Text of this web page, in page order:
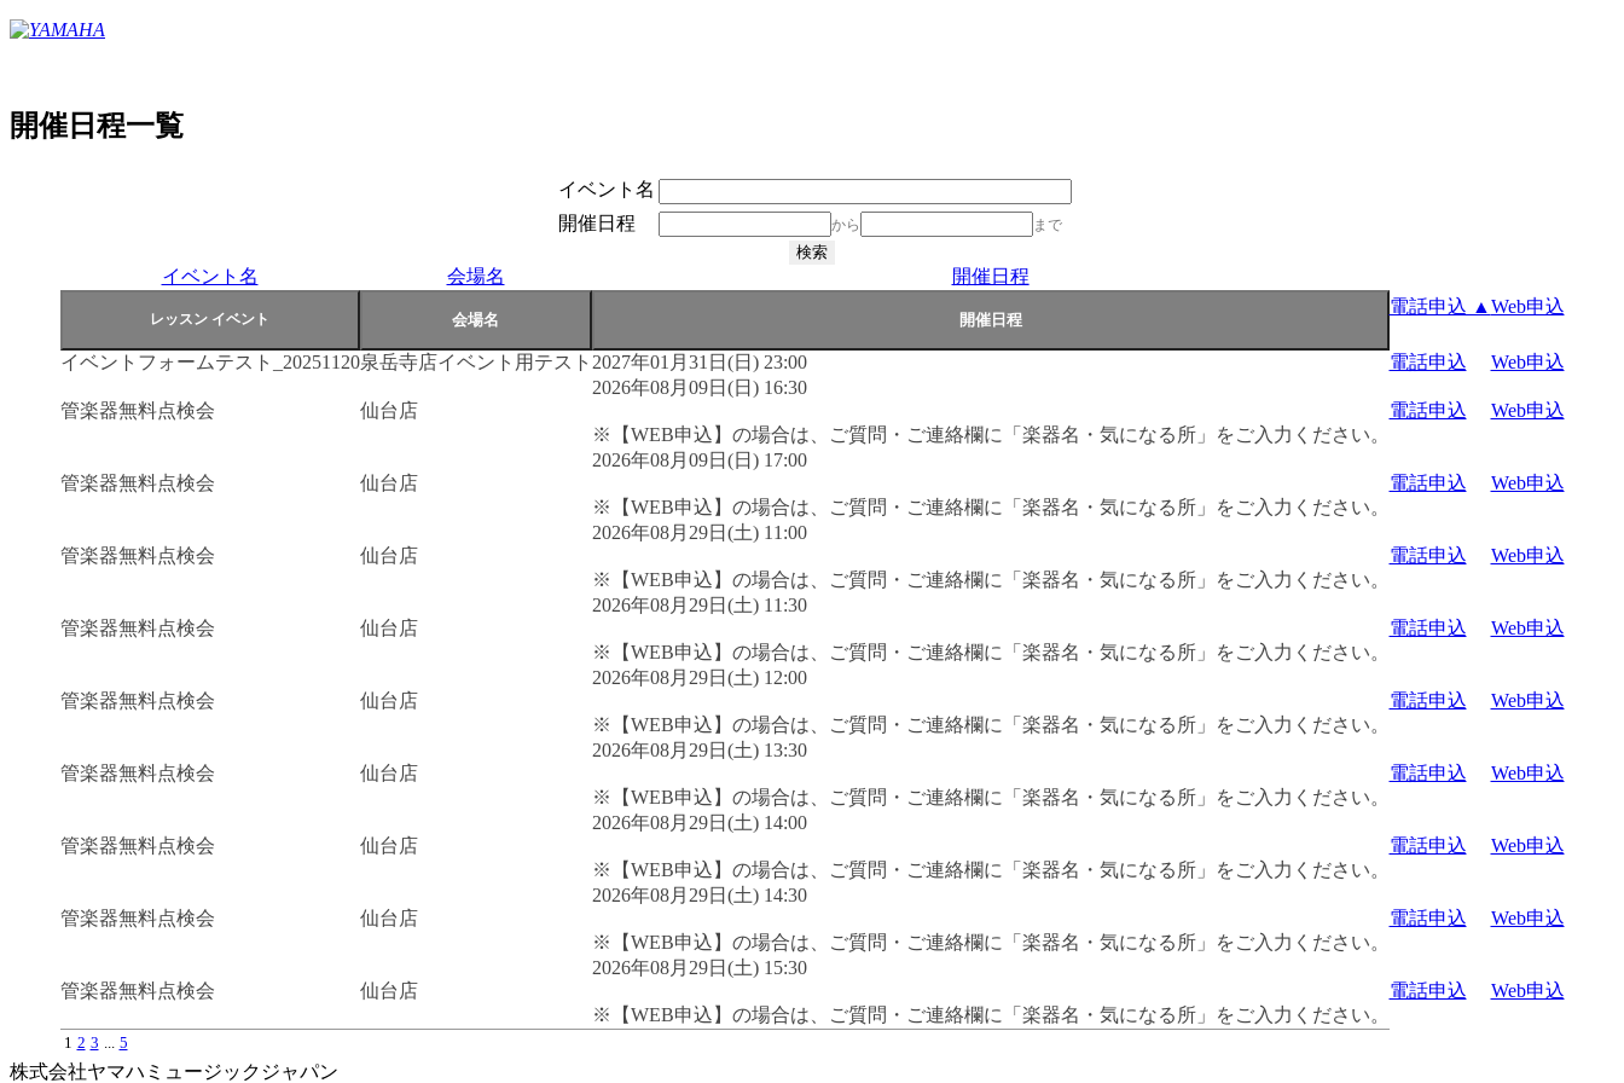
開催日程一覧
イベント名
開催日程
から まで
イベント名 会場名
開催日程
電話申込 ▲ Web申込
イベントフォームテスト_20251120泉岳寺店イベント用テスト 2027年01月31日(日) 23:00 電話申込 Web申込
管楽器無料点検会 仙台店
2026年08月09日(日) 16:30
※【WEB申込】の場合は、ご質問・ご連絡欄に「楽器名・気になる所」をご入力ください。
電話申込 Web申込
管楽器無料点検会 仙台店
2026年08月09日(日) 17:00
※【WEB申込】の場合は、ご質問・ご連絡欄に「楽器名・気になる所」をご入力ください。
電話申込 Web申込
管楽器無料点検会 仙台店
2026年08月29日(土) 11:00
※【WEB申込】の場合は、ご質問・ご連絡欄に「楽器名・気になる所」をご入力ください。
電話申込 Web申込
管楽器無料点検会 仙台店
2026年08月29日(土) 11:30
※【WEB申込】の場合は、ご質問・ご連絡欄に「楽器名・気になる所」をご入力ください。
電話申込 Web申込
管楽器無料点検会 仙台店
2026年08月29日(土) 12:00
※【WEB申込】の場合は、ご質問・ご連絡欄に「楽器名・気になる所」をご入力ください。
電話申込 Web申込
管楽器無料点検会 仙台店
2026年08月29日(土) 13:30
※【WEB申込】の場合は、ご質問・ご連絡欄に「楽器名・気になる所」をご入力ください。
電話申込 Web申込
管楽器無料点検会 仙台店
2026年08月29日(土) 14:00
※【WEB申込】の場合は、ご質問・ご連絡欄に「楽器名・気になる所」をご入力ください。
電話申込 Web申込
管楽器無料点検会 仙台店
2026年08月29日(土) 14:30
※【WEB申込】の場合は、ご質問・ご連絡欄に「楽器名・気になる所」をご入力ください。
電話申込 Web申込
管楽器無料点検会 仙台店
2026年08月29日(土) 15:30
※【WEB申込】の場合は、ご質問・ご連絡欄に「楽器名・気になる所」をご入力ください。
電話申込 Web申込
1 2 3 5
株式会社ヤマハミュージックジャパン